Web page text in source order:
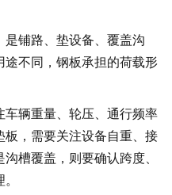
铺路、垫设备、覆盖沟
不同，钢板承担的荷载形
辆重量、轮压、通行频率
，需要关注设备自重、接
槽覆盖，则要确认跨度、